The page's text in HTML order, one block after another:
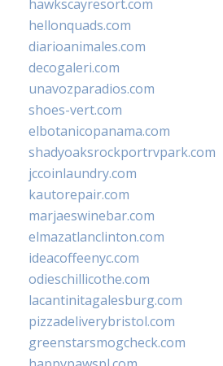
hawkscayresort.com
hellonquads.com
diarioanimales.com
decogaleri.com
unavozparadios.com
shoes-vert.com
elbotanicopanama.com
shadyoaksrockportrvpark.com
jccoinlaundry.com
kautorepair.com
marjaeswinebar.com
elmazatlanclinton.com
ideacoffeenyc.com
odieschillicothe.com
lacantinitagalesburg.com
pizzadeliverybristol.com
greenstarsmogcheck.com